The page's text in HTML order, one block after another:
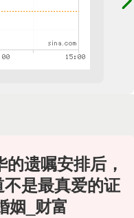
遗嘱安排后，
是最真爱的证
姻_财富